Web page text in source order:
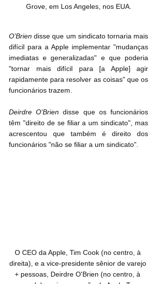
Grove, em Los Angeles, nos EUA.
O'Brien disse que um sindicato tornaria mais
difícil para a Apple implementar "mudanças
imediatas e generalizadas" e que poderia
"tornar mais difícil para [a Apple] agir
rapidamente para resolver as coisas" que os
funcionários trazem.
Deirdre O'Brien disse que os funcionários
têm "direito de se filiar a um sindicato", mas
acrescentou que também é direito dos
funcionários "não se filiar a um sindicato".
O CEO da Apple, Tim Cook (no centro, à
direita), e a vice-presidente sênior de varejo
+ pessoas, Deirdre O'Brien (no centro, à